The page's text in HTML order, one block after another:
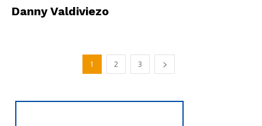
Danny Valdiviezo
1 2 3